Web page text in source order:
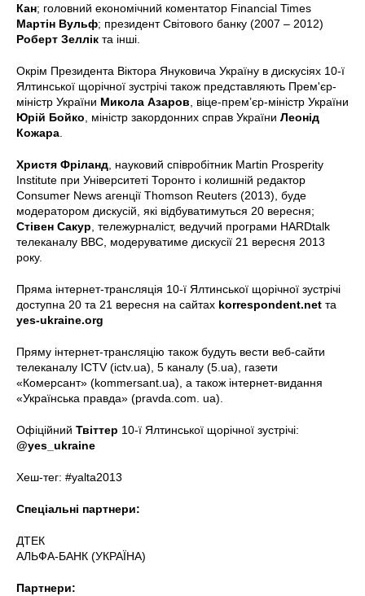
Кан; головний економічний коментатор Financial Times
Мартін Вульф; президент Світового банку (2007 – 2012)
Роберт Зеллік та інші.
Окрім Президента Віктора Януковича Україну в дискусіях 10-ї
Ялтинської щорічної зустрічі також представляють Прем'єр-
міністр України Микола Азаров , віце-прем’єр-міністр України
Юрій Бойко , міністр закордонних справ України Леонід
Кожара
Христя Фріланд , науковий співробітник Martin Prosperity
Institute при Університеті Торонто і колишній редактор
Consumer News агенції Thomson Reuters (2013), буде
модератором дискусій, які відбуватимуться 20 вересня;
Стівен Сакур , тележурналіст, ведучий програми HARDtalk
телеканалу BBC, модеруватиме дискусії 21 вересня 2013
року.
Пряма інтернет-трансляція 10-ї Ялтинської щорічної зустрічі
доступна 20 та 21 вересня на сайтах korrespondent.net та
yes-ukraine.org
Пряму інтернет-трансляцію також будуть вести веб-сайти
телеканалу ICTV (ictv.ua), 5 каналу (5.ua), газети
«Комерсант» (kommersant.ua), а також інтернет-видання
«Українська правда» (pravda.com. ua).
Офіційний Твіттер 10-ї Ялтинської щорічної зустрічі:
@yes_ukraine
Хеш-тег: #yalta2013
Спеціальні партнери:
ДТЕК
АЛЬФА-БАНК (УКРАЇНА)
Партнери: